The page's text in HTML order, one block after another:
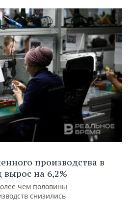
производства в
вырос на 6,2%
чем половины
снизились